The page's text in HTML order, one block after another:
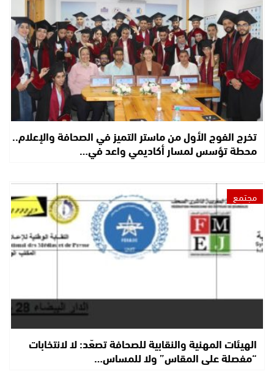
تخرج الفوج الأول من ماستر التميز في الصحافة والإعلام..
محطة تؤسس لمسار أكاديمي واعد في…
مجتمع
الهيئات المهنية والنقابية للصحافة تصعّد: لا لانتخابات
“مفصلة على المقاس” ولا للمساس…